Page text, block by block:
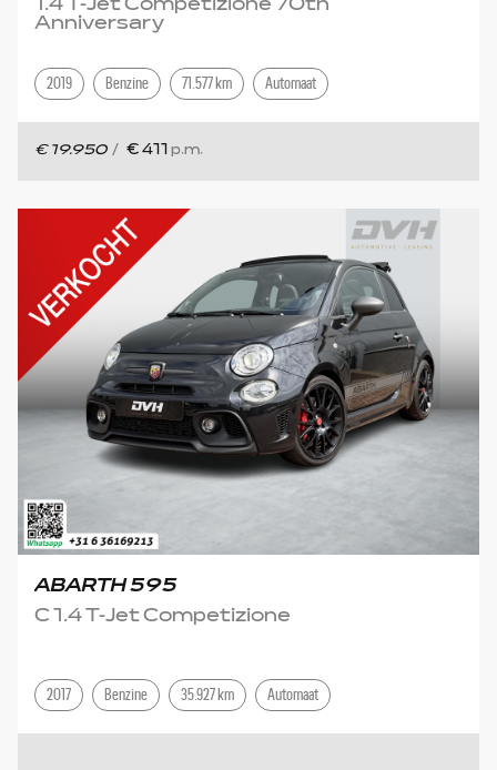
1.4 T-Jet Competizione 70th
Anniversary
2019 Benzine 71.577 km Automaat
€ 19.950 / € 411 p.m.
ABARTH 595
C 1.4 T-Jet Competizione
2017 Benzine 35.927 km Automaat